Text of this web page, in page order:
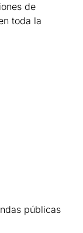
de
toda la
públicas